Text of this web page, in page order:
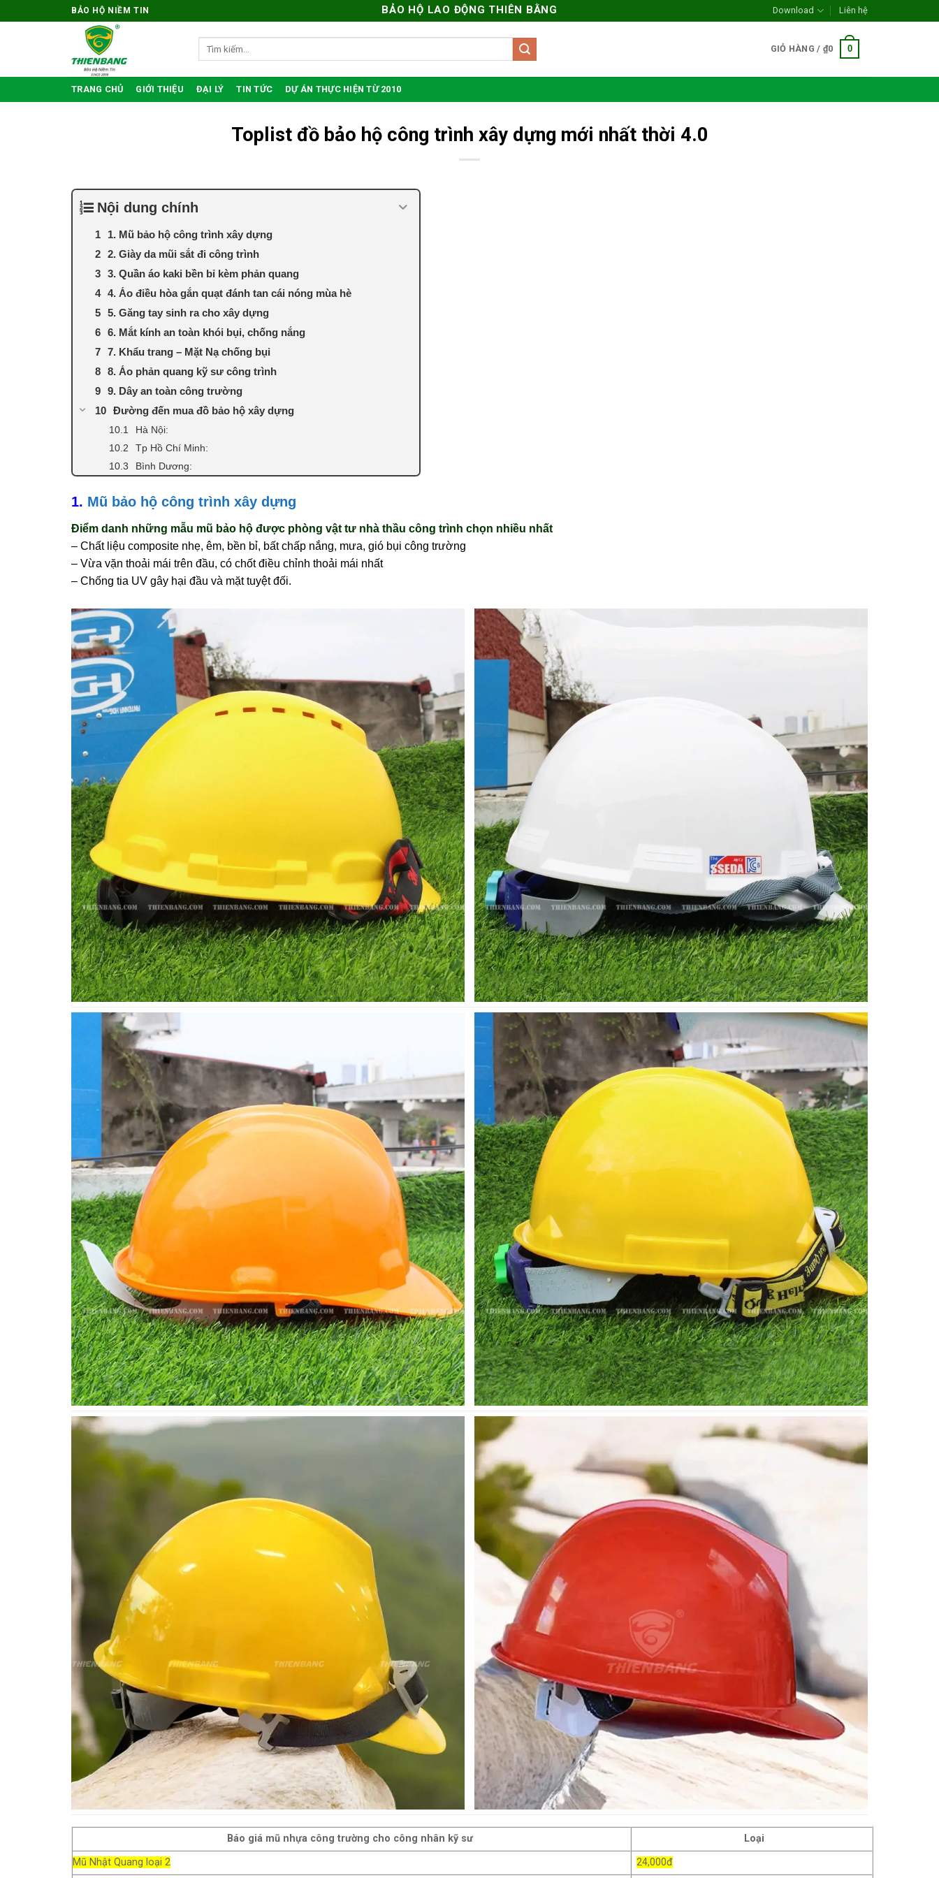
qua
BẢO HỘ NIỀM TIN BẢO HỘ LAO ĐỘNG THIÊN BẰNG Download Liên hệ
GIỎ HÀNG / ₫0 0
TRANG CHỦ GIỚI THIỆU ĐẠI LÝ TIN TỨC DỰ ÁN THỰC HIỆN TỪ 2010
Toplist đồ bảo hộ công trình xây dựng mới nhất thời 4.0
Nội dung chính
1. Mũ bảo hộ công trình xây dựng
2. Giày da mũi sắt đi công trình
3. Quần áo kaki bền bỉ kèm phản quang
4. Áo điều hòa gắn quạt đánh tan cái nóng mùa hè
5. Găng tay sinh ra cho xây dựng
6. Mắt kính an toàn khói bụi, chống nắng
7. Khẩu trang – Mặt Nạ chống bụi
8. Áo phản quang kỹ sư công trình
9. Dây an toàn công trường
Đường đến mua đồ bảo hộ xây dựng
Hà Nội:
Tp Hồ Chí Minh:
Bình Dương:
1. Mũ bảo hộ công trình xây dựng
Điểm danh những mẫu mũ bảo hộ được phòng vật tư nhà thầu công trình chọn nhiều nhất
– Chất liệu composite nhẹ, êm, bền bỉ, bất chấp nắng, mưa, gió bụi công trường
– Vừa vặn thoải mái trên đầu, có chốt điều chỉnh thoải mái nhất
– Chống tia UV gây hại đầu và mặt tuyệt đối.
Báo giá mũ nhựa công trường cho công nhân kỹ sư
Loại
Mũ Nhật Quang loại 2
24,000đ